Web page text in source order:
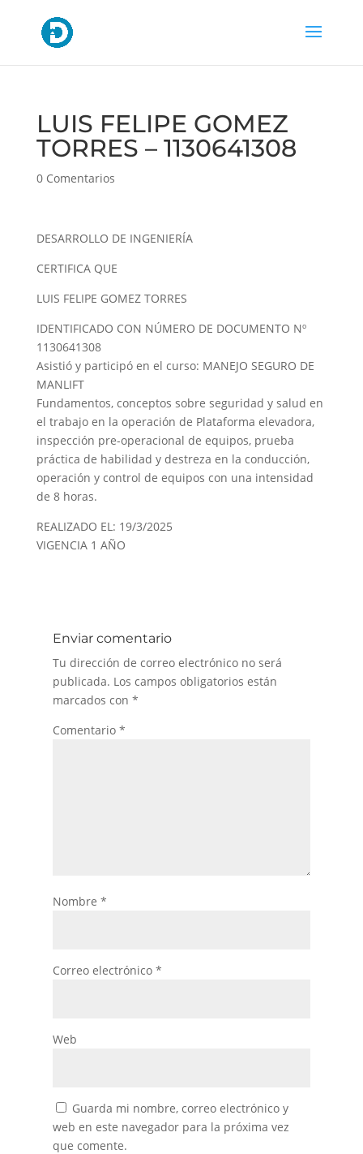
LUIS FELIPE GOMEZ
TORRES – 1130641308
0 Comentarios
DESARROLLO DE INGENIERÍA
CERTIFICA QUE
LUIS FELIPE GOMEZ TORRES
IDENTIFICADO CON NÚMERO DE DOCUMENTO Nº
1130641308
Asistió y participó en el curso: MANEJO SEGURO DE
MANLIFT
Fundamentos, conceptos sobre seguridad y salud en
el trabajo en la operación de Plataforma elevadora,
inspección pre-operacional de equipos, prueba
práctica de habilidad y destreza en la conducción,
operación y control de equipos con una intensidad
de 8 horas.
REALIZADO EL: 19/3/2025
VIGENCIA 1 AÑO
Enviar comentario
Tu dirección de correo electrónico no será
publicada. Los campos obligatorios están
marcados con *
Comentario *
Nombre *
Correo electrónico *
Web
Guarda mi nombre, correo electrónico y
web en este navegador para la próxima vez
que comente.